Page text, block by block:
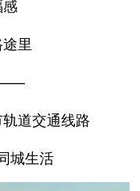
里
——
道交通线路
城生活